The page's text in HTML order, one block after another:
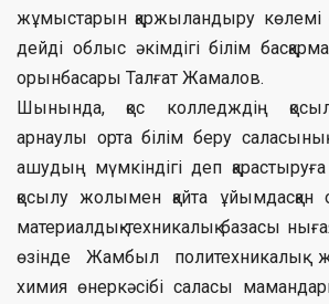
жұмыстарын қаржыландыру көлемі
дейді облыс әкімдігі білім
орынбасары Талғат Жамалов.
Шынында, қос колледждің
арнаулы орта білім беру
ашудың мүмкіндігі деп
қосылу жолымен қайта
материалдық-техникалық базасы
өзінде Жамбыл политехникалық
химия өнеркәсібі саласы